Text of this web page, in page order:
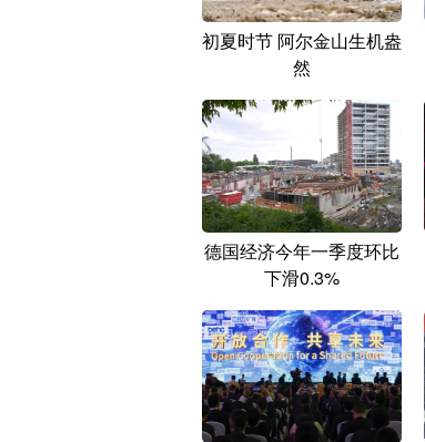
初夏时节 阿尔金山生机盎
然
德国经济今年一季度环比
下滑0.3%